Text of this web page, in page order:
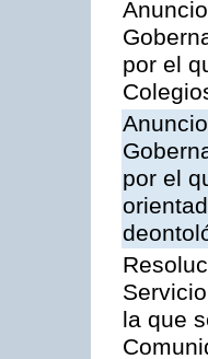
por el
por el
la que